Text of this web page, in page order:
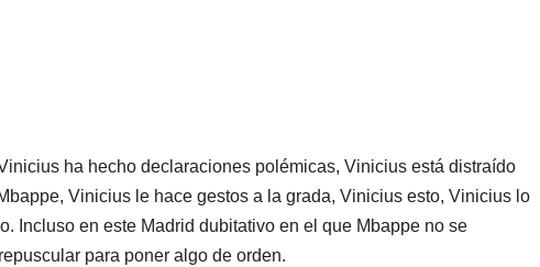
ha hecho declaraciones polémicas, Vinicius está distraído
Vinicius le hace gestos a la grada, Vinicius esto, Vinicius lo
Incluso en este Madrid dubitativo en el que Mbappe no se
para poner algo de orden.